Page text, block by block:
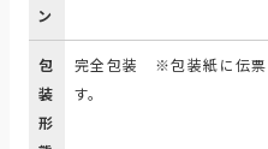
ン
包
装
形
完全包装 ※包装紙に伝票
す。